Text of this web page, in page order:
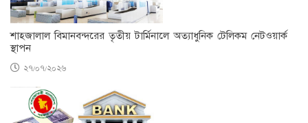
শাহজালাল বিমানবন্দরের তৃতীয় টার্মিনালে অত্যাধুনিক টেলিকম নেটওয়ার্ক
স্থাপন
২৭/০৭/২০২৬